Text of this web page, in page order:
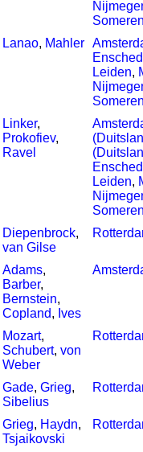
Lanao, Mahler
Leiden,
Linker,
Prokofiev,
Ravel
Leiden,
Diepenbrock,
van Gilse
Adams,
Barber,
Bernstein,
Copland, Ives
Mozart,
Schubert, von
Weber
Gade, Grieg,
Sibelius
Grieg, Haydn,
Tsjaikovski